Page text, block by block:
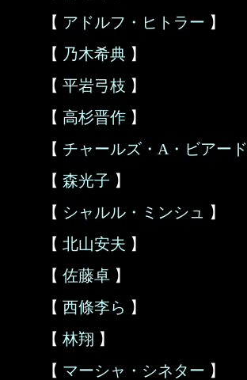
【 アドルフ・ヒトラー 】
【 乃木希典 】
【 平岩弓枝 】
【 高杉晋作 】
【 チャールズ・A・ビアード
【 森光子 】
【 シャルル・ミンシュ
】
【 北山安夫 】
【 佐藤卓 】
【 西條李ら 】
【 林翔 】
【 マーシャ・シネター 】